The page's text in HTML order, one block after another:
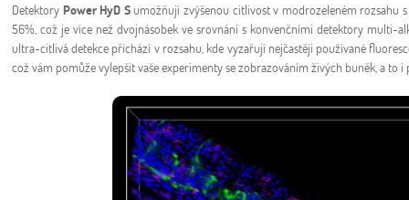
Detektory Power HyD Sumožňují zvýšenou citlivost v modrozeleném rozsahu
56%, což je více než dvojnásobek ve srovnání s konvenčními detektory multi-
ultra-citlivá detekce přichází v rozsahu, kde vyzařují nejčastěji používané
což vám pomůže vylepšit vaše experimenty se zobrazováním živých buněk, a to